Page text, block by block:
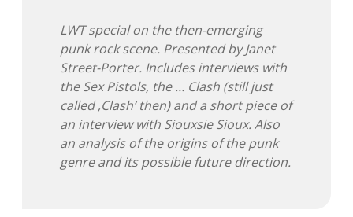
LWT special on the then-emerging
punk rock scene. Presented by Janet
Street-Porter. Includes interviews with
the Sex Pistols, the … Clash (still just
called ‚Clash‘ then) and a short piece of
an interview with Siouxsie Sioux. Also
an analysis of the origins of the punk
genre and its possible future direction.